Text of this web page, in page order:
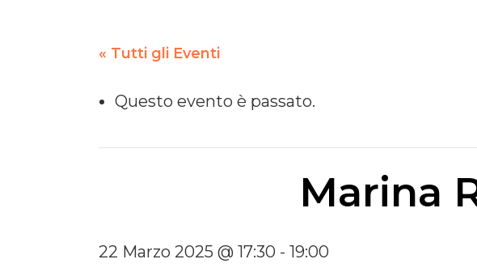
« Tutti gli Eventi
Questo evento è passato.
Marina
22 Marzo 2025 @ 17:30 - 19:00